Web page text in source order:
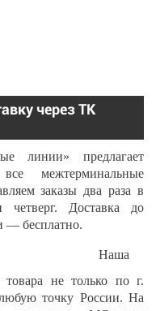
через ТК
предлагает
межтерминальные
заказы два раза в
Доставка до
— бесплатно.
Наша
товара не только по г.
точку России. На